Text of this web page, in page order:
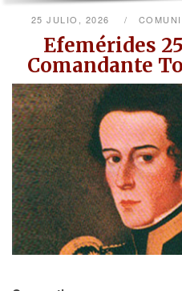
25 JULIO, 2026
Efemérides
Comandante